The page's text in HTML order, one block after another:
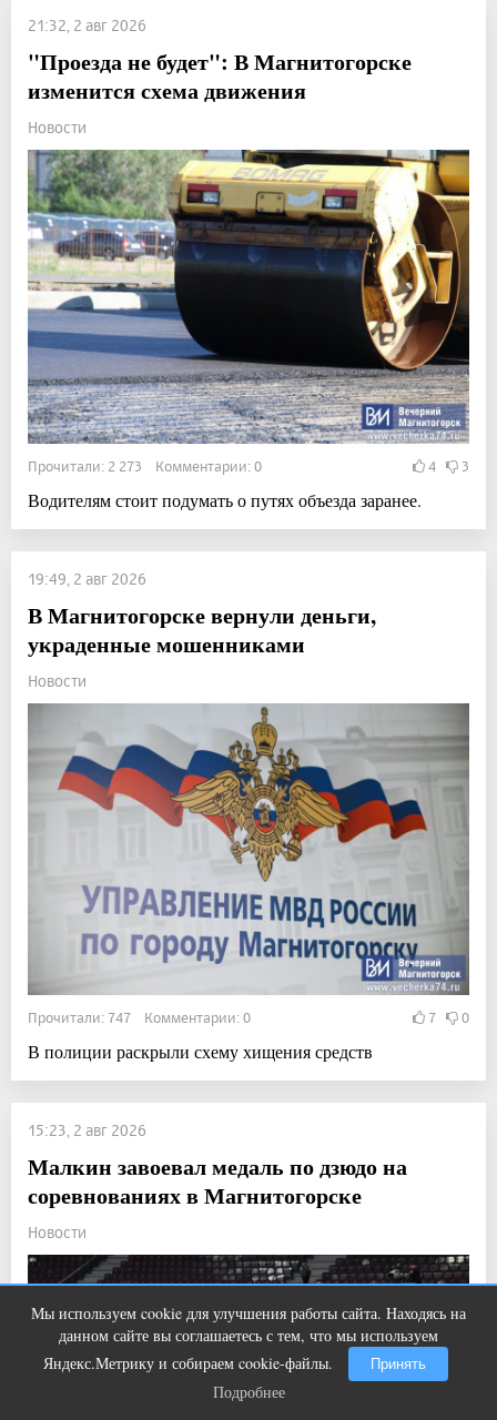
21:32, 2 авг 2026
"Проезда не будет": В Магнитогорске
изменится схема движения
Новости
Прочитали: 2 273 Комментарии: 0 4 3
Водителям стоит подумать о путях объезда заранее.
19:49, 2 авг 2026
В Магнитогорске вернули деньги,
украденные мошенниками
Новости
Прочитали: 747 Комментарии: 0 7 0
В полиции раскрыли схему хищения средств
15:23, 2 авг 2026
Малкин завоевал медаль по дзюдо на
соревнованиях в Магнитогорске
Новости
Мы используем cookie для улучшения работы сайта. Находясь на
данном сайте вы соглашаетесь с тем, что мы используем
Яндекс.Метрику и собираем cookie-файлы.
Принять
Подробнее
Ролик из Омска: вы будете смеяться
долго
Подробнее